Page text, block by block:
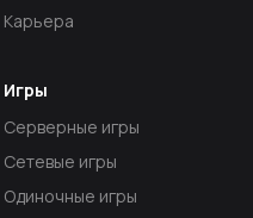
Игры
Серверные игры
Сетевые игры
Одиночные игры
Карьера